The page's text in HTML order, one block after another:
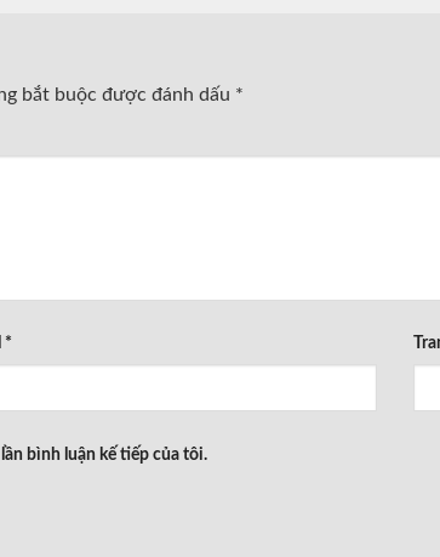
bắt buộc được đánh dấu *
*
bình luận kế tiếp của tôi.